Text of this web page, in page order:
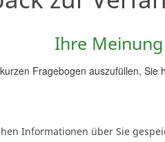
Ihre
Fragebogen auszufüllen,
Informationen über Sie